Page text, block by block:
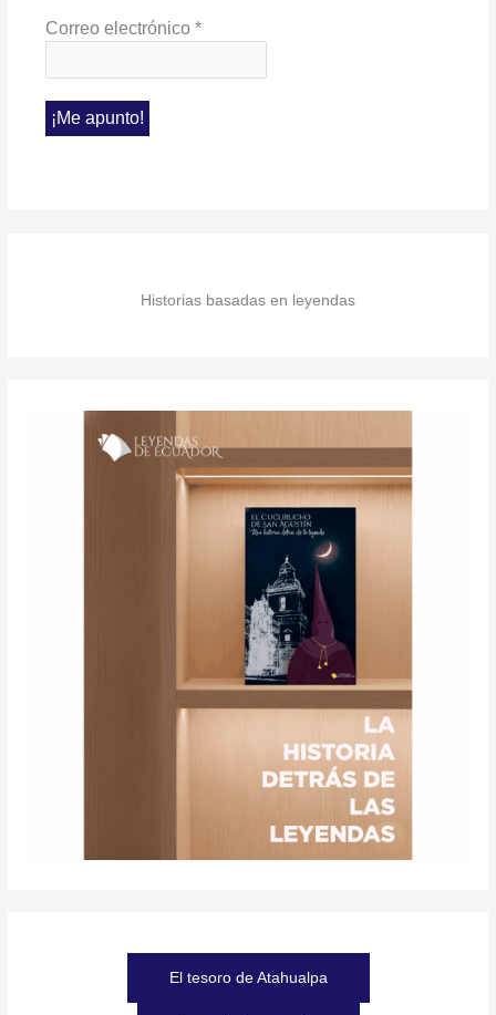
Correo electrónico*
Historias basadas en leyendas
El tesoro de Atahualpa